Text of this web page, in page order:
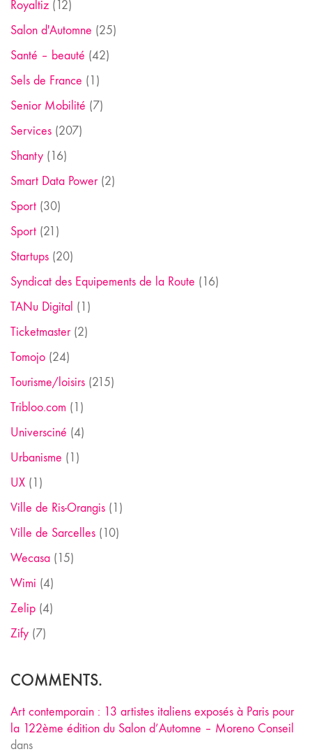
Royaltiz (12)
Salon d'Automne (25)
Santé – beauté (42)
Sels de France (1)
Senior Mobilité (7)
Services (207)
Shanty (16)
Smart Data Power(2)
Sport (30)
Sport (21)
Startups (20)
Syndicat des Equipements de la Route (16)
TANu Digital (1)
Ticketmaster(2)
Tomojo (24)
Tourisme/loisirs (215)
Tribloo.com (1)
Universciné (4)
Urbanisme (1)
UX (1)
Ville de Ris-Orangis (1)
Ville de Sarcelles (10)
Wecasa (15)
Wimi (4)
Zelip (4)
Zify (7)
COMMENTS.
Art contemporain : 13 artistes italiens exposés à Paris pour
la 122ème édition du Salon d’Automne – Moreno Conseil
dans